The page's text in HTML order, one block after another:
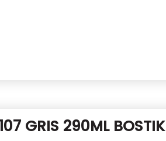
GRIS 290ML BOSTIK